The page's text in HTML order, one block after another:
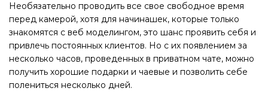
Необязательно проводить все свое свободное время
перед камерой, хотя для начинашек, которые только
знакомятся с веб моделингом, это шанс проявить себя и
привлечь постоянных клиентов. Но с их появлением за
несколько часов, проведенных в приватном чате, можно
получить хорошие подарки и чаевые и позволить себе
полениться несколько дней.